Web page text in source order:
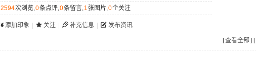
2594次浏览,0条点评,0条留言,1 张图片,0个关注
添加印象 关注 补充信息 发布资讯
[查看全部] [